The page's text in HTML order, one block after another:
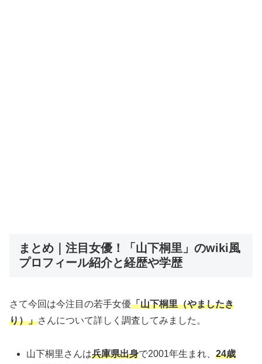
まとめ｜注目女優！「山下桐里」のwiki風
プロフィール紹介と経歴や学歴
さて今回は今注目の若手女優「山下桐里（やましたき
り）」さんについて詳しく調査してみました。
山下桐里さんは兵庫県出身で2001年生まれ、24歳